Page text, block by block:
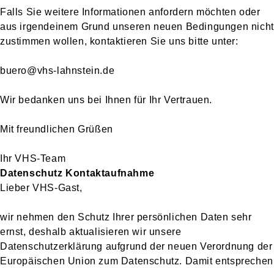
Falls Sie weitere Informationen anfordern möchten oder
aus irgendeinem Grund unseren neuen Bedingungen nicht
zustimmen wollen, kontaktieren Sie uns bitte unter:
buero@vhs-lahnstein.de
Wir bedanken uns bei Ihnen für Ihr Vertrauen.
Mit freundlichen Grüßen
Ihr VHS-Team
Datenschutz Kontaktaufnahme
Lieber VHS-Gast,
wir nehmen den Schutz Ihrer persönlichen Daten sehr
ernst, deshalb aktualisieren wir unsere
Datenschutzerklärung aufgrund der neuen Verordnung der
Europäischen Union zum Datenschutz. Damit entsprechen